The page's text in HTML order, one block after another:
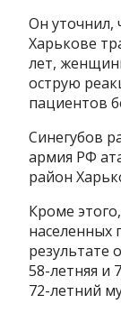
Он уточнил,
Харькове
лет,
острую
пациентов
Синегубов
армия РФ
район
Кроме
населенных
результате
58-летняя и
72-летний